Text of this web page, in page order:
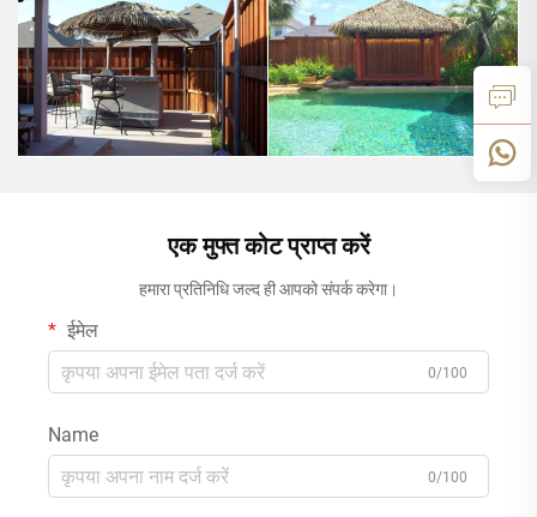
एक मुफ्त कोट प्राप्त करें
हमारा प्रतिनिधि जल्द ही आपको संपर्क करेगा।
ईमेल
0/100
Name
0/100